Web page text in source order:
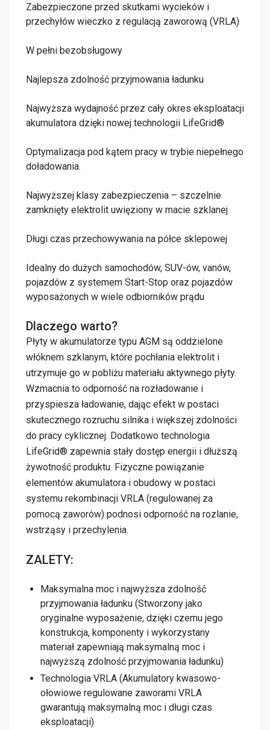
Zabezpieczone przed skutkami wycieków i
przechyłów wieczko z regulacją zaworową (VRLA)
W pełni bezobsługowy
Najlepsza zdolność przyjmowania ładunku
Najwyższa wydajność przez cały okres eksploatacji
akumulatora dzięki nowej technologii LifeGrid®
Optymalizacja pod kątem pracy w trybie niepełnego
doładowania.
Najwyższej klasy zabezpieczenia – szczelnie
zamknięty elektrolit uwięziony w macie szklanej
Długi czas przechowywania na półce sklepowej
Idealny do dużych samochodów, SUV-ów, vanów,
pojazdów z systemem Start-Stop oraz pojazdów
wyposażonych w wiele odbiorników prądu
Dlaczego warto?
Płyty w akumulatorze typu AGM są oddzielone
włóknem szklanym, które pochłania elektrolit i
utrzymuje go w pobliżu materiału aktywnego płyty.
Wzmacnia to odporność na rozładowanie i
przyspiesza ładowanie, dając efekt w postaci
skutecznego rozruchu silnika i większej zdolności
do pracy cyklicznej. Dodatkowo technologia
LifeGrid® zapewnia stały dostęp energii i dłuższą
żywotność produktu. Fizyczne powiązanie
elementów akumulatora i obudowy w postaci
systemu rekombinacji VRLA (regulowanej za
pomocą zaworów) podnosi odporność na rozlanie,
wstrząsy i przechylenia.
ZALETY:
Maksymalna moc i najwyższa zdolność
przyjmowania ładunku (Stworzony jako
oryginalne wyposażenie, dzięki czemu jego
konstrukcja, komponenty i wykorzystany
materiał zapewniają maksymalną moc i
najwyższą zdolność przyjmowania ładunku)
Technologia VRLA (Akumulatory kwasowo-
ołowiowe regulowane zaworami VRLA
gwarantują maksymalną moc i długi czas
eksploatacji)